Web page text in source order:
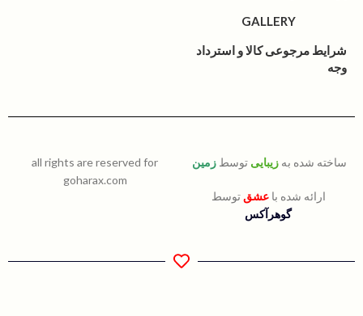
GALLERY
شرایط مرجوعی کالا و استرداد
وجه
ساخته شده به زیبایی توسط زمین
ارائه شده باعشق توسط
گوهرآکس
all rights are reserved for
goharax.com